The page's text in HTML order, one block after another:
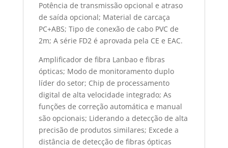
Potência de transmissão opcional e atraso
de saída opcional; Material de carcaça
PC+ABS; Tipo de conexão de cabo PVC de
2m; A série FD2 é aprovada pela CE e EAC.
Amplificador de fibra Lanbao e fibras
ópticas; Modo de monitoramento duplo
líder do setor; Chip de processamento
digital de alta velocidade integrado; As
funções de correção automática e manual
são opcionais; Liderando a detecção de alta
precisão de produtos similares; Excede a
distância de detecção de fibras ópticas